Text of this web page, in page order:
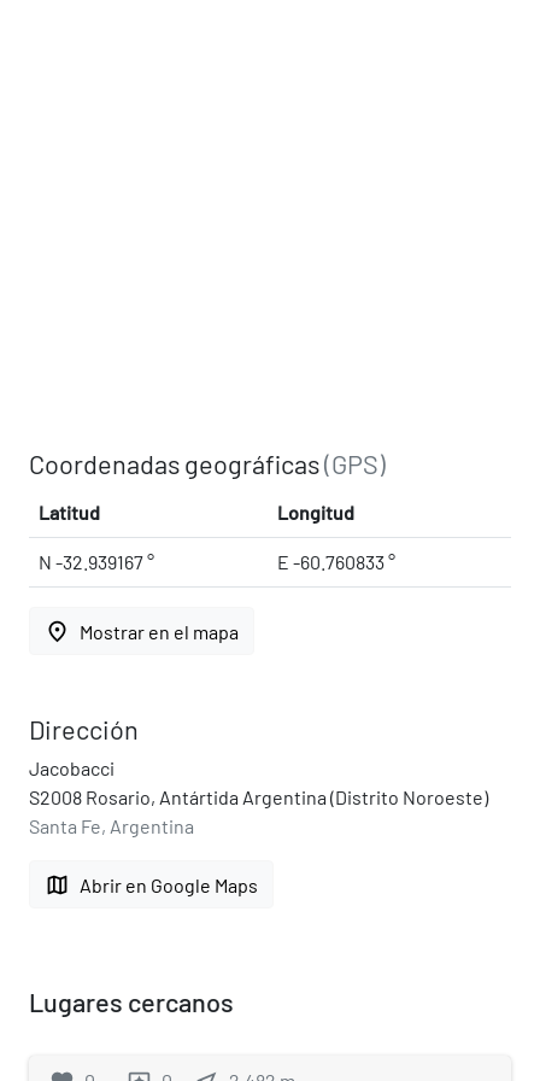
Coordenadas geográficas(GPS)
Latitud Longitud
N -32.939167 ° E -60.760833 °
place Mostrar en el mapa
Dirección
Jacobacci
S2008 Rosario, Antártida Argentina (Distrito Noroeste)
Santa Fe, Argentina
map Abrir en Google Maps
Lugares cercanos